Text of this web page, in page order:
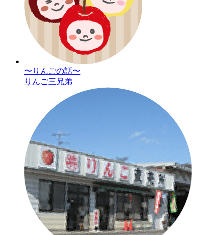
〜りんごの話〜
りんご三兄弟